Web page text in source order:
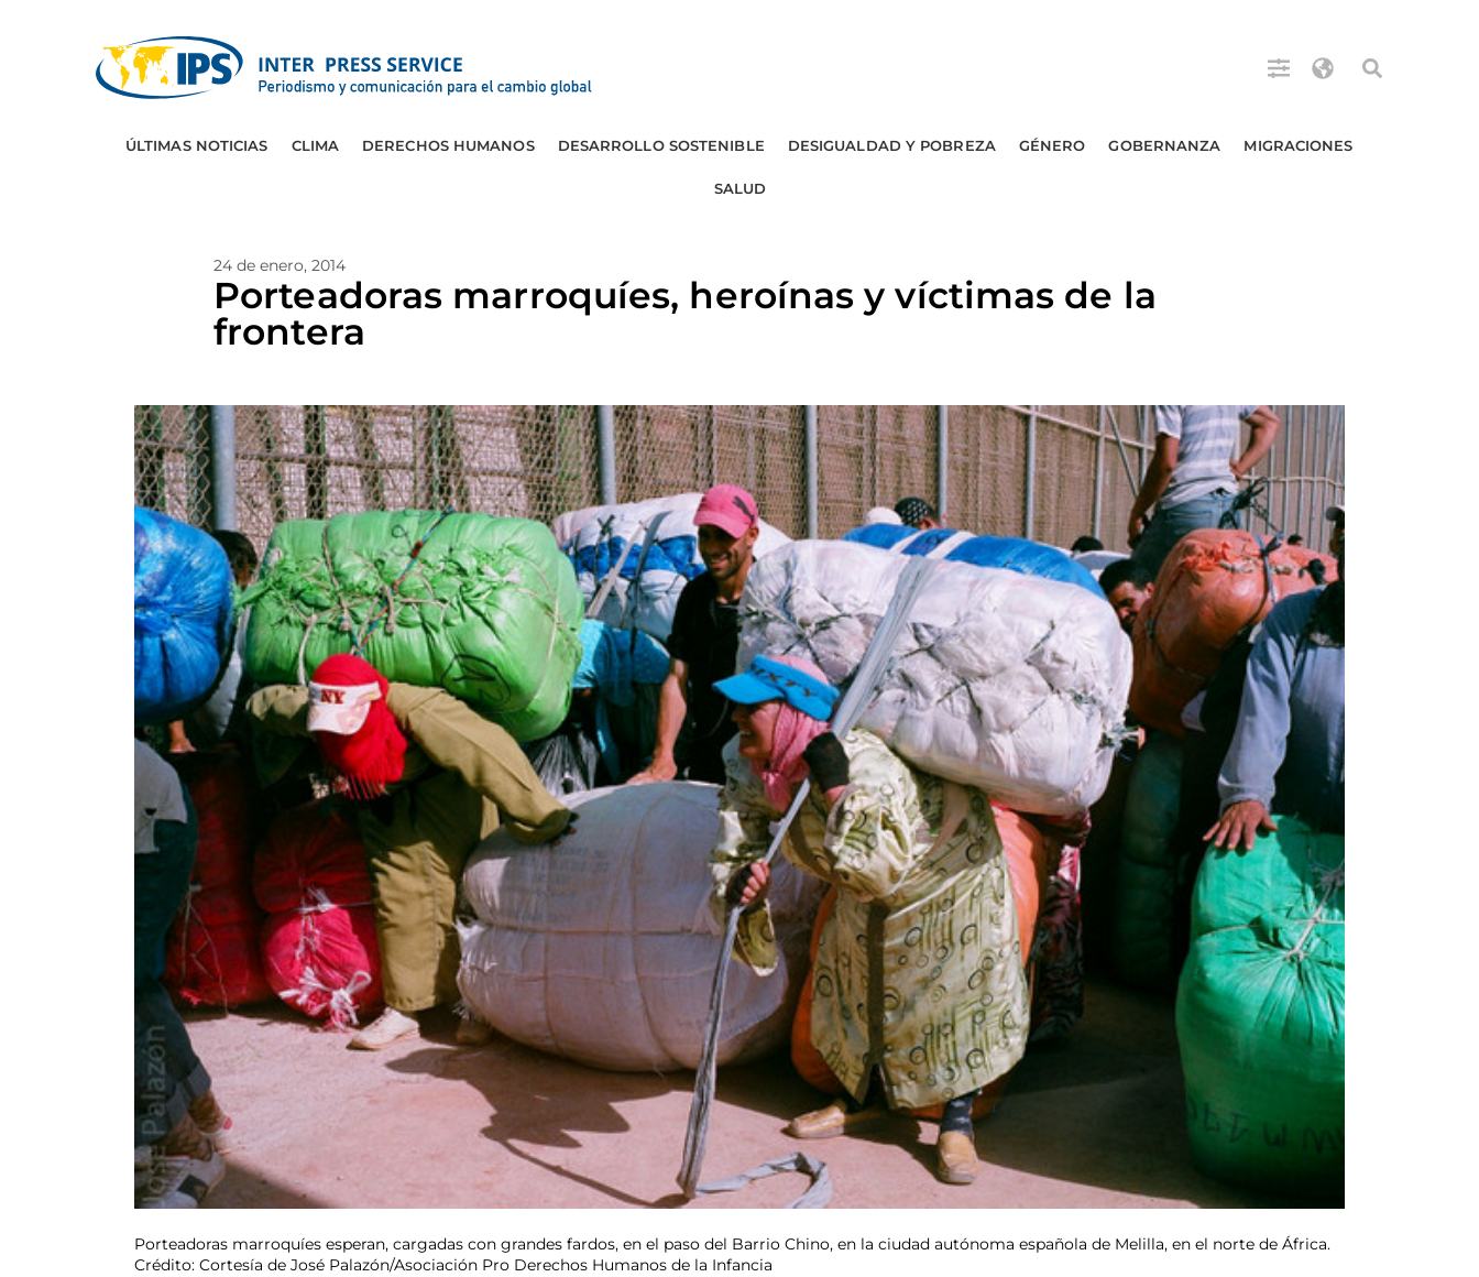
ÚLTIMAS NOTICIAS CLIMA DERECHOS HUMANOS DESARROLLO SOSTENIBLE DESIGUALDAD Y POBREZA GÉNERO GOBERNANZA MIGRACIONES
SALUD
24 de enero, 2014
Porteadoras marroquíes, heroínas y víctimas de la
frontera
Porteadoras marroquíes esperan, cargadas con grandes fardos, en el paso del Barrio Chino, en la ciudad autónoma española de Melilla, en el norte de África.
Crédito: Cortesía de José Palazón/Asociación Pro Derechos Humanos de la Infancia